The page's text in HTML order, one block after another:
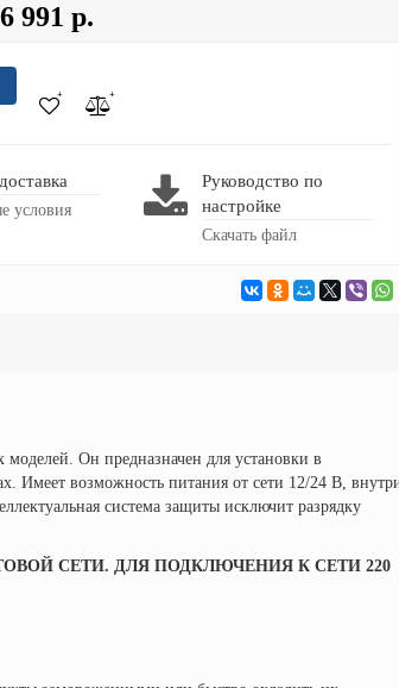
991 р.
условия
Руководство по
настройке
Скачать файл
Он предназначен для установки в
Имеет возможность питания от сети 12/24 В,
система защиты исключит разрядку
СЕТИ. ДЛЯ ПОДКЛЮЧЕНИЯ К СЕТИ 220